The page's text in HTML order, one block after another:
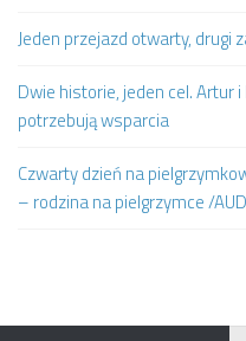
Jeden przejazd otwarty, drugi
Dwie historie, jeden cel. Artur
potrzebują wsparcia
Czwarty dzień na
– rodzina na pielgrzymce /